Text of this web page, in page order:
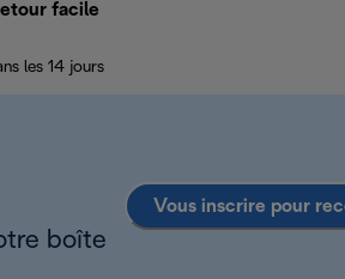
facile
les 14 jours
boîte
Vous inscrire pour